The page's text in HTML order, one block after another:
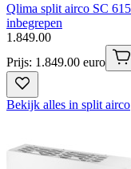
Qlima split airco SC
inbegrepen
1 .849.00
Prijs: 1.849.00 euro
Bekijk alles in split airco